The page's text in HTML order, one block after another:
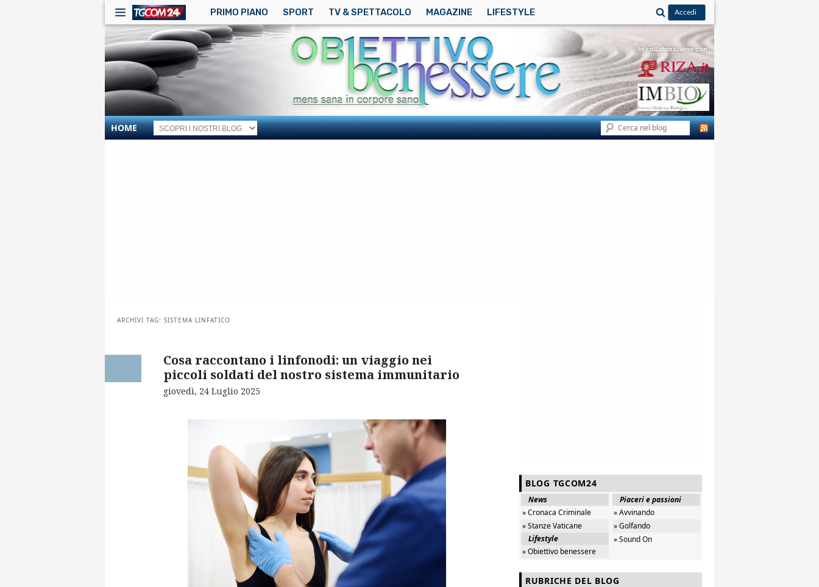
PRIMO PIANO SPORT TV & SPETTACOLO MAGAZINE LIFESTYLE
Cerca
HOME
RSS
ARCHIVI TAG: SISTEMA LINFATICO
Cosa raccontano i linfonodi: un viaggio nei
piccoli soldati del nostro sistema immunitario
giovedì, 24 Luglio 2025
BLOG TGCOM24
News
» Cronaca Criminale
» Stanze Vaticane
Lifestyle
» Obiettivo benessere
Piaceri e passioni
» Avvinando
» Golfando
» Sound On
RUBRICHE DEL BLOG